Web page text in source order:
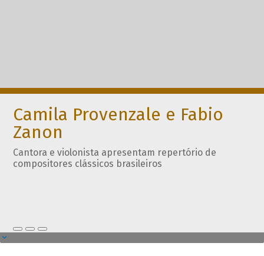
Camila Provenzale e Fabio
Zanon
Cantora e violonista apresentam repertório de
compositores clássicos brasileiros